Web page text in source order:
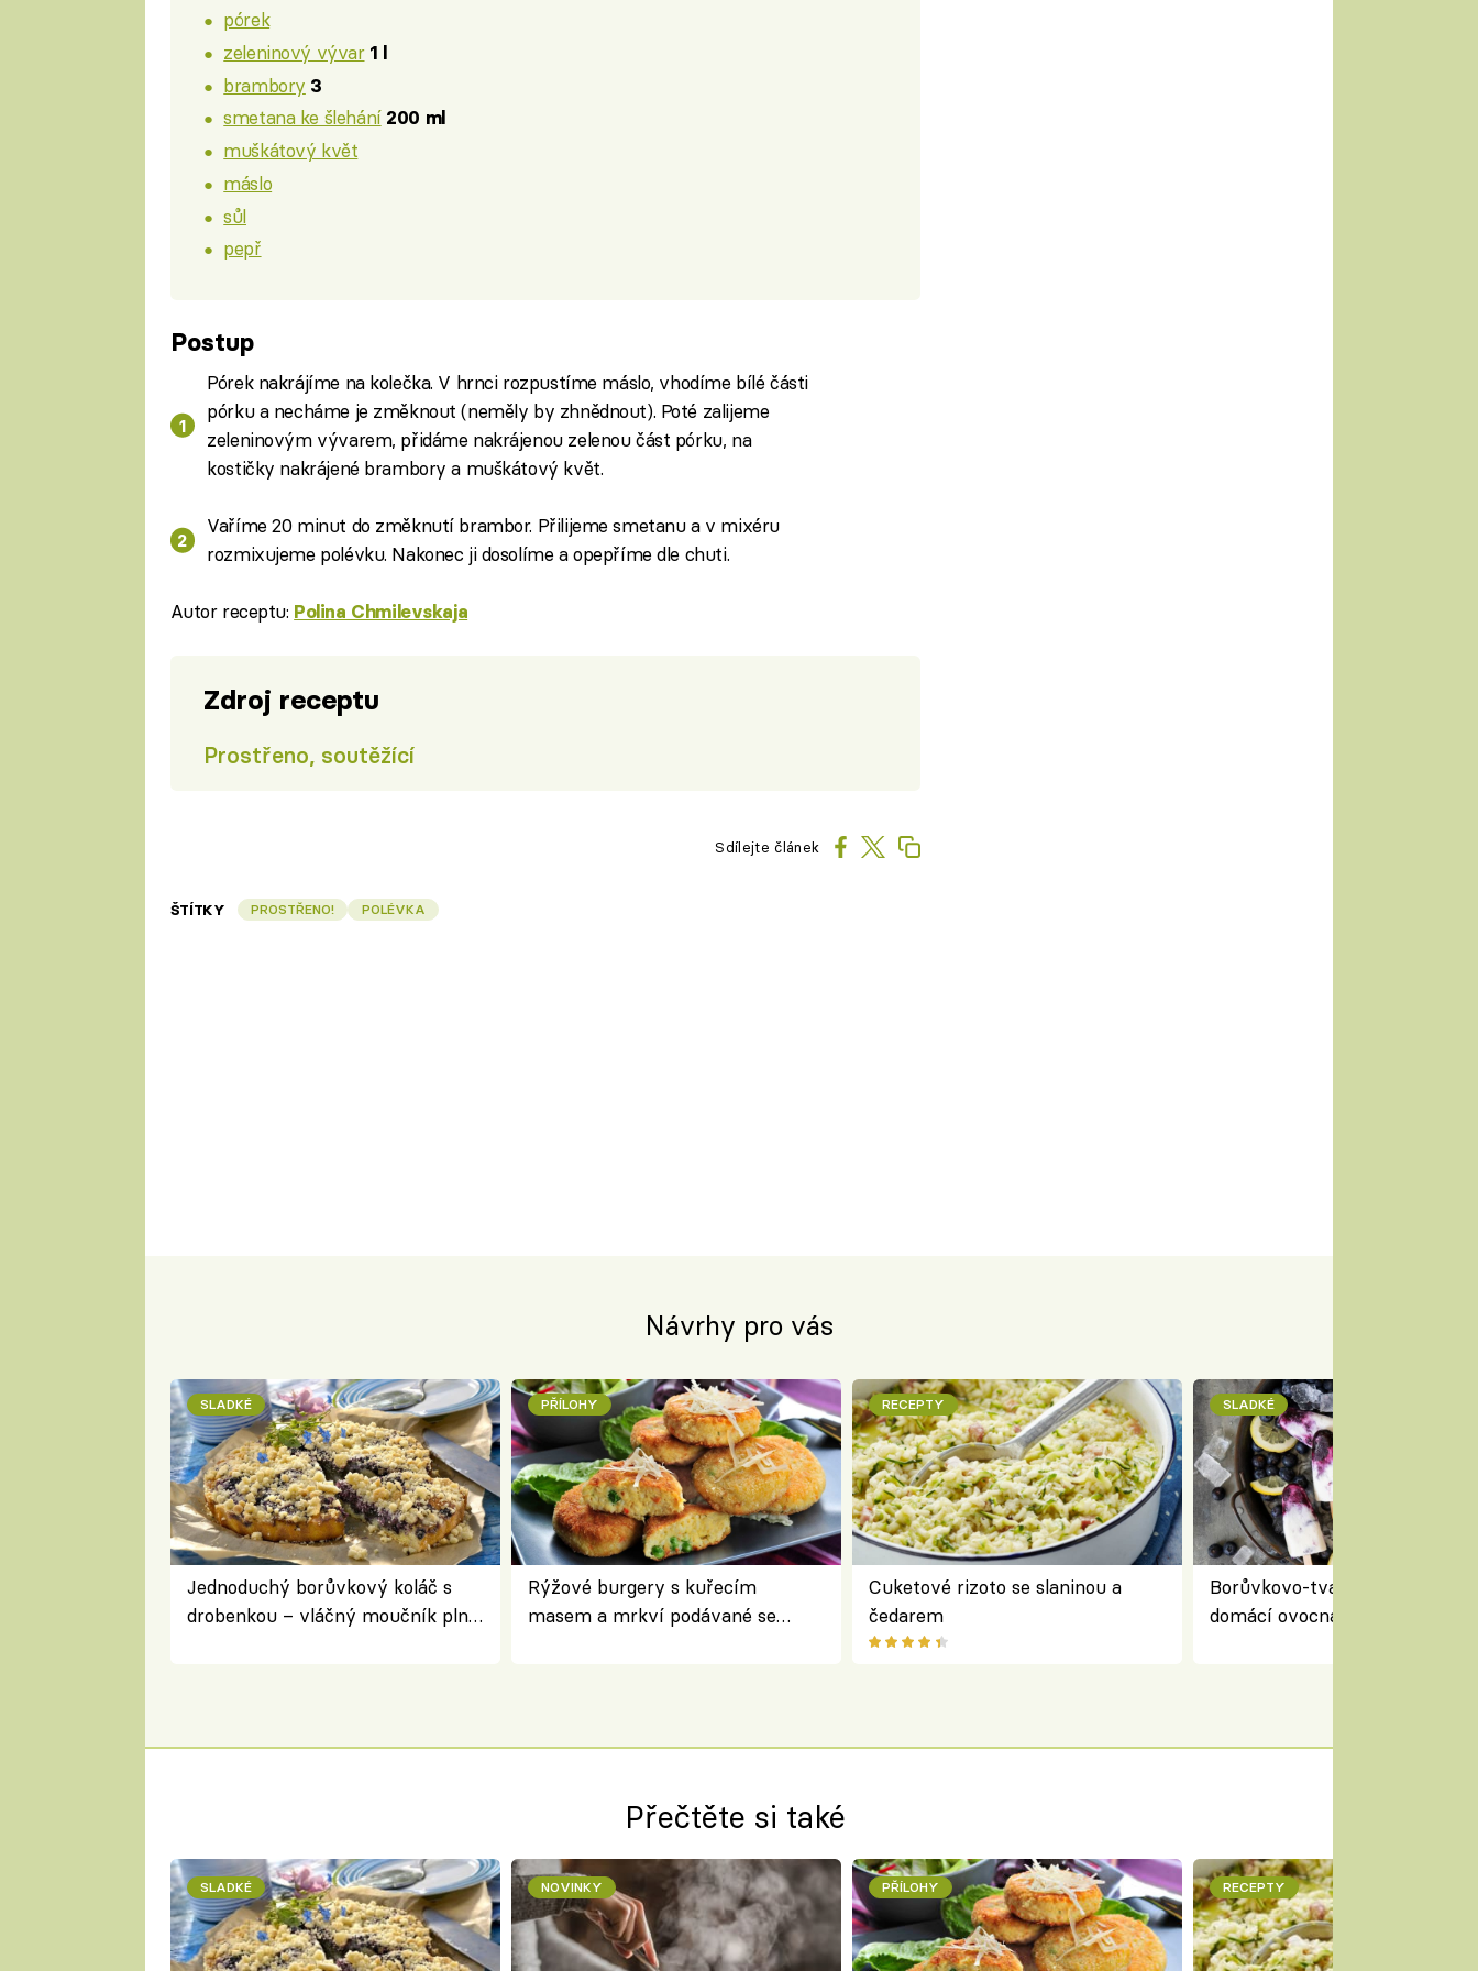
pórek
zeleninový vývar 1 l
brambory 3
smetana ke šlehání 200 ml
muškátový květ
máslo
sůl
pepř
Postup
Pórek nakrájíme na kolečka. V hrnci rozpustíme máslo, vhodíme bílé části
pórku a necháme je změknout (neměly by zhnědnout). Poté zalijeme
zeleninovým vývarem, přidáme nakrájenou zelenou část pórku, na
kostičky nakrájené brambory a muškátový květ.
Vaříme 20 minut do změknutí brambor. Přilijeme smetanu a v mixéru
rozmixujeme polévku. Nakonec ji dosolíme a opepříme dle chuti.
Autor receptu: Polina Chmilevskaja
Zdroj receptu
Prostřeno, soutěžící
Sdílejte článek
ŠTÍTKY PROSTŘENO! POLÉVKA
Návrhy pro vás
SLADKÉ
Jednoduchý borůvkový koláč s
drobenkou – vláčný moučník plný
PŘÍLOHY
Rýžové burgery s kuřecím
masem a mrkví podávané se
RECEPTY
Cuketové rizoto se slaninou a
čedarem
SLADKÉ
Borůvkovo-tvarohové nanuky
domácí ovocná zmrzlina na
Přečtěte si také
SLADKÉ NOVINKY PŘÍLOHY RECEPTY